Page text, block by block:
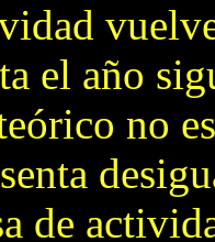
el año
no
de